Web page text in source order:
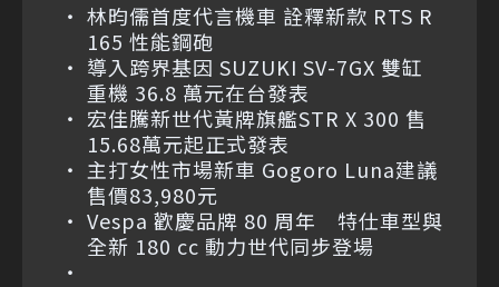
林昀儒首度代言機車 詮釋新款 RTS R
165 性能鋼砲
導入跨界基因 SUZUKI SV-7GX 雙缸
重機 36.8 萬元在台發表
宏佳騰新世代黃牌旗艦STR X 300 售
15.68萬元起正式發表
主打女性市場新車 Gogoro Luna建議
售價83,980元
Vespa 歡慶品牌 80 周年 特仕車型與
全新 180 cc 動力世代同步登場